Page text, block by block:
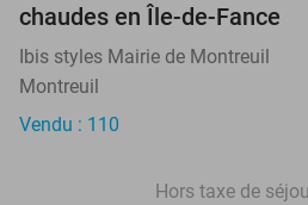
chaudes en Île-de-Fance
Ibis styles Mairie de Montreuil
Montreuil
Vendu : 110
Hors taxe de